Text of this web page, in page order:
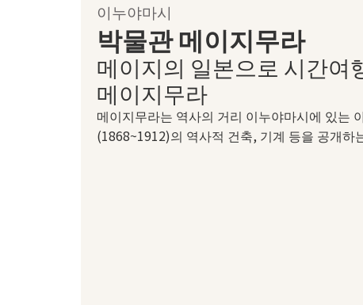
이누야마시
박물관 메이지무라
메이지의 일본으로 시간여
메이지무라
메이지무라는 역사의 거리 이누야마시에 있는
(1868~1912)의 역사적 건축, 기계 등을 공개하